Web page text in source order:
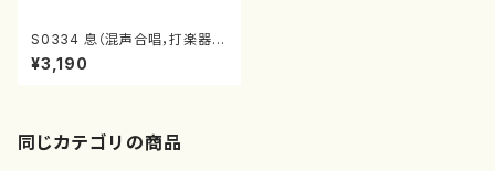
S0334 息（混声合唱，打楽器，
Pf, Hr/下山一二三/楽譜）
¥3,190
同じカテゴリの商品